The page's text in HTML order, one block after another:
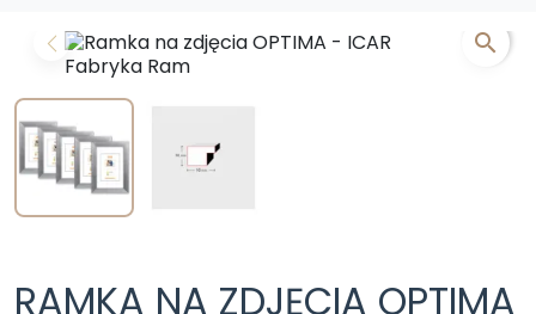
Previous Next
search
RAMKA NA ZDJĘCIA OPTIMA